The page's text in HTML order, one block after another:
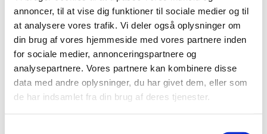
annoncer, til at vise dig funktioner til sociale medier og til
at analysere vores trafik. Vi deler også oplysninger om
din brug af vores hjemmeside med vores partnere inden
for sociale medier, annonceringspartnere og
analysepartnere. Vores partnere kan kombinere disse
data med andre oplysninger, du har givet dem, eller som
de har indsamlet fra din brug af deres tjenester.
Du vil måske også kunne lide...